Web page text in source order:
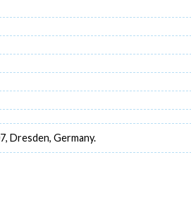
Dresden, Germany.